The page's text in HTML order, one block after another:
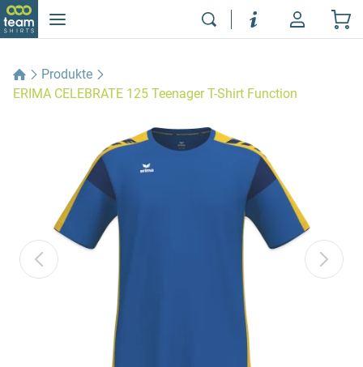
Produkte
ERIMA CELEBRATE 125 Teenager T-Shirt Function